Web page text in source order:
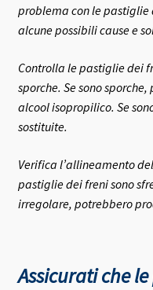
problema con le pastiglie
alcune possibili cause e
Controlla le pastiglie dei
sporche. Se sono
alcool isopropilico. Se
sostituite.
Verifica l’allineamento
pastiglie dei freni sono
irregolare, potrebbero
Assicurati che